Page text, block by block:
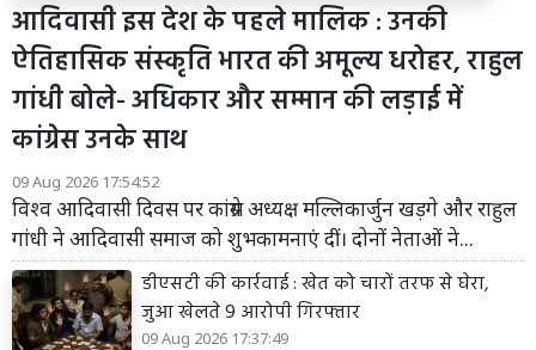
आदिवासी इस देश के पहले मालिक : उनकी
ऐतिहासिक संस्कृति भारत की अमूल्य धरोहर, राहुल
गांधी बोले- अधिकार और सम्मान की लड़ाई में
कांग्रेस उनके साथ
09 Aug 2026 17:54:52
विश्व आदिवासी दिवस पर कांग्रेस अध्यक्ष मल्लिकार्जुन खड़गे और राहुल
गांधी ने आदिवासी समाज को शुभकामनाएं दीं। दोनों नेताओं ने...
डीएसटी की कार्रवाई : खेत को चारों तरफ से घेरा,
जुआ खेलते 9 आरोपी गिरफ्तार
09 Aug 2026 17:37:49